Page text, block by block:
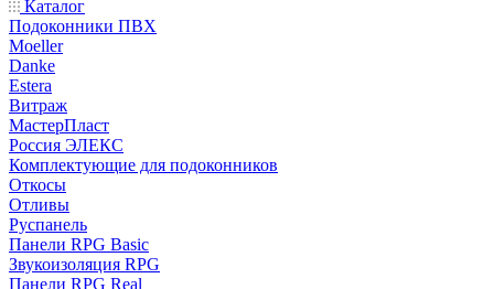
Каталог
Подоконники ПВХ
Moeller
Danke
Estera
Витраж
МастерПласт
Россия ЭЛЕКС
Комплектующие для подоконников
Откосы
Отливы
Руспанель
Панели RPG Basic
Звукоизоляция RPG
Панели RPG Real